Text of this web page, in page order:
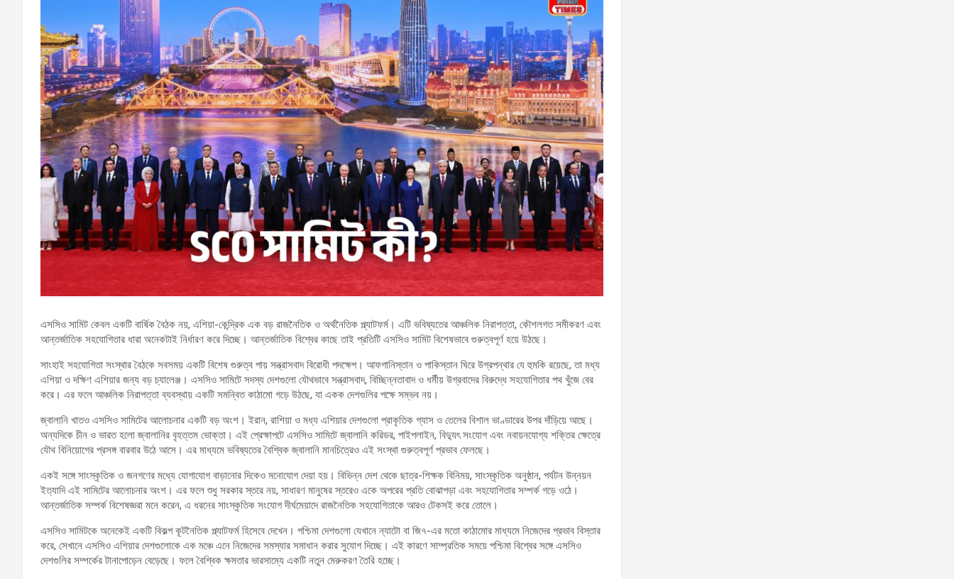
এসসিও সামিট কেবল একটি বার্ষিক বৈঠক নয়, এশিয়া-কেন্দ্রিক এক বড় রাজনৈতিক ও অর্থনৈতিক প্ল্যাটফর্ম। এটি ভবিষ্যতের আঞ্চলিক নিরাপত্তা, কৌশলগত সমীকরণ এবং
আন্তর্জাতিক সহযোগিতার ধারা অনেকটাই নির্ধারণ করে দিচ্ছে। আন্তর্জাতিক বিশ্বের কাছে তাই প্রতিটি এসসিও সামিট বিশেষভাবে গুরুত্বপূর্ণ হয়ে উঠছে।
সাংহাই সহযোগিতা সংস্থার বৈঠকে সবসময় একটি বিশেষ গুরুত্ব পায় সন্ত্রাসবাদ বিরোধী পদক্ষেপ। আফগানিস্তান ও পাকিস্তান ঘিরে উগ্রপন্থার যে হুমকি রয়েছে, তা মধ্য
এশিয়া ও দক্ষিণ এশিয়ার জন্য বড় চ্যালেঞ্জ। এসসিও সামিটে সদস্য দেশগুলো যৌথভাবে সন্ত্রাসবাদ, বিচ্ছিন্নতাবাদ ও ধর্মীয় উগ্রবাদের বিরুদ্ধে সহযোগিতার পথ খুঁজে বের
করে। এর ফলে আঞ্চলিক নিরাপত্তা ব্যবস্থায় একটি সমন্বিত কাঠামো গড়ে উঠছে, যা একক দেশগুলির পক্ষে সম্ভব নয়।
জ্বালানি খাতও এসসিও সামিটের আলোচনার একটি বড় অংশ। ইরান, রাশিয়া ও মধ্য এশিয়ার দেশগুলো প্রাকৃতিক গ্যাস ও তেলের বিশাল ভাণ্ডারের উপর দাঁড়িয়ে আছে।
অন্যদিকে চীন ও ভারত হলো জ্বালানির বৃহত্তম ভোক্তা। এই প্রেক্ষাপটে এসসিও সামিটে জ্বালানি করিডর, পাইপলাইন, বিদ্যুৎ সংযোগ এবং নবায়নযোগ্য শক্তির ক্ষেত্রে
যৌথ বিনিয়োগের প্রসঙ্গ বারবার উঠে আসে। এর মাধ্যমে ভবিষ্যতের বৈশ্বিক জ্বালানি মানচিত্রেও এই সংস্থা গুরুত্বপূর্ণ প্রভাব ফেলছে।
একই সঙ্গে সাংস্কৃতিক ও জনগণের মধ্যে যোগাযোগ বাড়ানোর দিকেও মনোযোগ দেয়া হয়। বিভিন্ন দেশ থেকে ছাত্র-শিক্ষক বিনিময়, সাংস্কৃতিক অনুষ্ঠান, পর্যটন উন্নয়ন
ইত্যাদি এই সামিটের আলোচনার অংশ। এর ফলে শুধু সরকার স্তরে নয়, সাধারণ মানুষের স্তরেও একে অপরের প্রতি বোঝাপড়া এবং সহযোগিতার সম্পর্ক গড়ে ওঠে।
আন্তর্জাতিক সম্পর্ক বিশেষজ্ঞরা মনে করেন, এ ধরনের সাংস্কৃতিক সংযোগ দীর্ঘমেয়াদে রাজনৈতিক সহযোগিতাকে আরও টেকসই করে তোলে।
এসসিও সামিটকে অনেকেই একটি বিকল্প কূটনৈতিক প্ল্যাটফর্ম হিসেবে দেখেন। পশ্চিমা দেশগুলো যেখানে ন্যাটো বা জি৭-এর মতো কাঠামোর মাধ্যমে নিজেদের প্রভাব বিস্তার
করে, সেখানে এসসিও এশিয়ার দেশগুলোকে এক মঞ্চে এনে নিজেদের সমস্যার সমাধান করার সুযোগ দিচ্ছে। এই কারণে সাম্প্রতিক সময়ে পশ্চিমা বিশ্বের সঙ্গে এসসিও
দেশগুলির সম্পর্কের টানাপোড়েন বেড়েছে। ফলে বৈশ্বিক ক্ষমতার ভারসাম্যে একটি নতুন মেরুকরণ তৈরি হচ্ছে।